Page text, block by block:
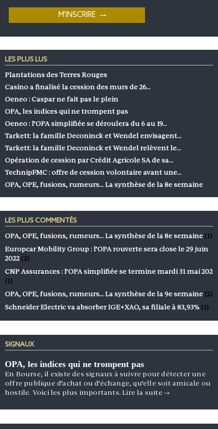
LES PLUS LUS
Plantations des Terres Rouges
Casino a finalisé la cession des murs de 26…
Oeneo : Caspar ne fait pas le plein
OPA, les indices qui ne trompent pas
Oeneo : l’OPA simplifiée se déroulera du 6 au 19…
Tarkett: la famille Deconinck et Wendel envisagent…
Tarkett: la famille Deconinck et Wendel relèvent le…
Opération de cession par Crédit Agricole SA de sa…
TechnipFMC : offre de cession volontaire avant une…
OPA, OPE, fusions, rumeurs… La synthèse de la 8e semaine
LES PLUS COMMENTÉS
OPA, OPE, fusions, rumeurs… La synthèse de la 8e semaine (1)
Europcar Mobility Group : l’OPA rouverte sera close le 29 juin
2022 (2)
CNP Assurances : l’OPA simplifiée se termine mardi 31 mai 202
(1)
OPA, OPE, fusions, rumeurs… La synthèse de la 9e semaine (2)
Schneider Electric va absorber IGE+XAO, sa filiale à 83,93% (1)
SIGNAUX
OPA, les indices qui ne trompent pas
En Bourse, il existe des signaux à suivre pour détecter une
offre publique d’achat ou d’échange, qu’elle soit amicale ou
hostile. Voici les plus importants.Lire la suite →